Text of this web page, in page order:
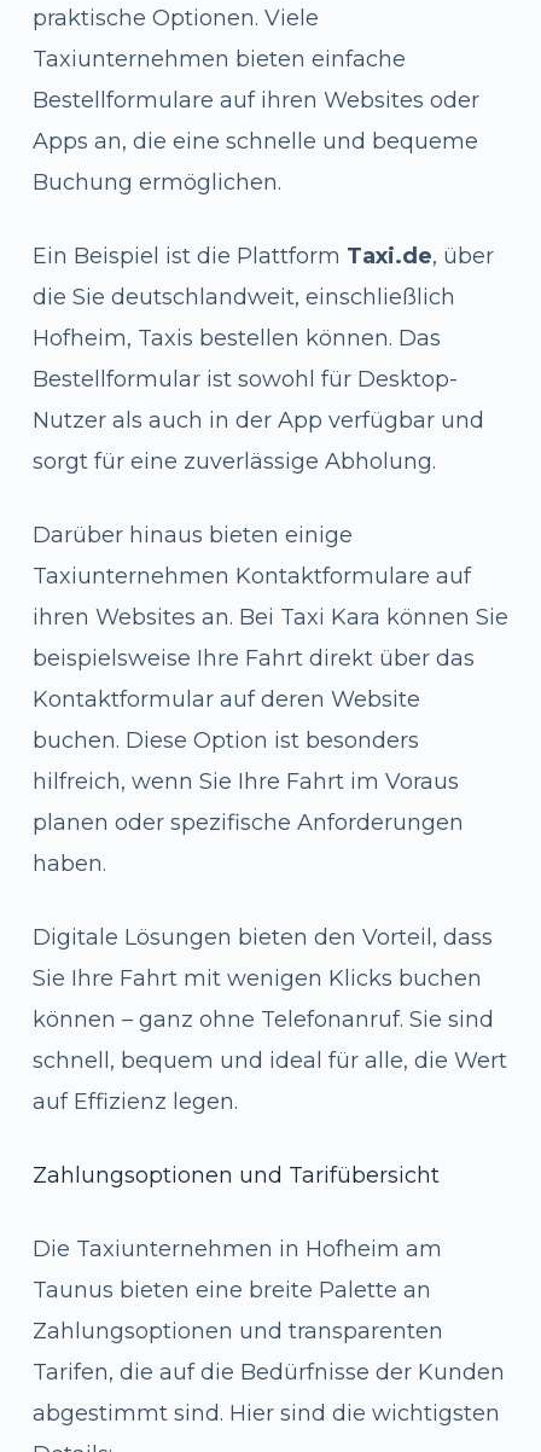
praktische Optionen. Viele
Taxiunternehmen bieten einfache
Bestellformulare auf ihren Websites oder
Apps an, die eine schnelle und bequeme
Buchung ermöglichen.
Ein Beispiel ist die Plattform Taxi.de, über
die Sie deutschlandweit, einschließlich
Hofheim, Taxis bestellen können. Das
Bestellformular ist sowohl für Desktop-
Nutzer als auch in der App verfügbar und
sorgt für eine zuverlässige Abholung.
Darüber hinaus bieten einige
Taxiunternehmen Kontaktformulare auf
ihren Websites an. Bei Taxi Kara können Sie
beispielsweise Ihre Fahrt direkt über das
Kontaktformular auf deren Website
buchen. Diese Option ist besonders
hilfreich, wenn Sie Ihre Fahrt im Voraus
planen oder spezifische Anforderungen
haben.
Digitale Lösungen bieten den Vorteil, dass
Sie Ihre Fahrt mit wenigen Klicks buchen
können – ganz ohne Telefonanruf. Sie sind
schnell, bequem und ideal für alle, die Wert
auf Effizienz legen.
Zahlungsoptionen und Tarifübersicht
Die Taxiunternehmen in Hofheim am
Taunus bieten eine breite Palette an
Zahlungsoptionen und transparenten
Tarifen, die auf die Bedürfnisse der Kunden
abgestimmt sind. Hier sind die wichtigsten